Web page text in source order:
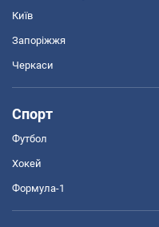
Київ
Запоріжжя
Черкаси
Спорт
Футбол
Хокей
Формула-1